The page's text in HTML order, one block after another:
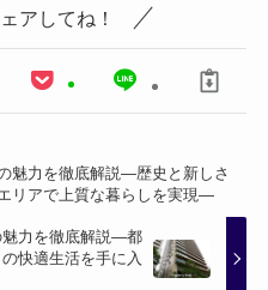
アしてね！
魅力を徹底解説—歴史と新しさ
リアで上質な暮らしを実現—
魅力を徹底解説—都
快適生活を手に入